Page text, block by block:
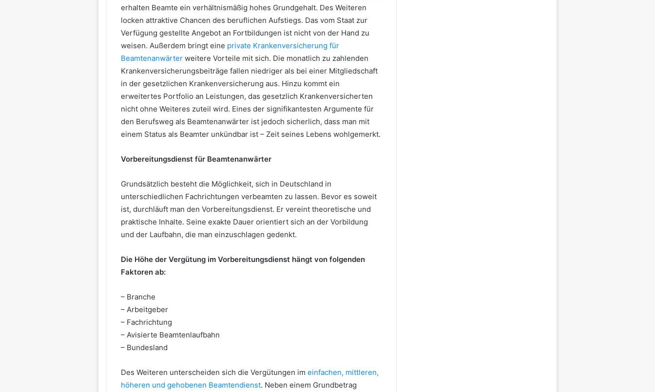
erhalten Beamte ein verhältnismäßig hohes Grundgehalt. Des Weiteren
locken attraktive Chancen des beruflichen Aufstiegs. Das vom Staat zur
Verfügung gestellte Angebot an Fortbildungen ist nicht von der Hand zu
weisen. Außerdem bringt eine private Krankenversicherung für
Beamtenanwärterweitere Vorteile mit sich. Die monatlich zu zahlenden
Krankenversicherungsbeiträge fallen niedriger als bei einer Mitgliedschaft
in der gesetzlichen Krankenversicherung aus. Hinzu kommt ein
erweitertes Portfolio an Leistungen, das gesetzlich Krankenversicherten
nicht ohne Weiteres zuteil wird. Eines der signifikantesten Argumente für
den Berufsweg als Beamtenanwärter ist jedoch sicherlich, dass man mit
einem Status als Beamter unkündbar ist – Zeit seines Lebens wohlgemerkt.
Vorbereitungsdienst für Beamtenanwärter
Grundsätzlich besteht die Möglichkeit, sich in Deutschland in
unterschiedlichen Fachrichtungen verbeamten zu lassen. Bevor es soweit
ist, durchläuft man den Vorbereitungsdienst. Er vereint theoretische und
praktische Inhalte. Seine exakte Dauer orientiert sich an der Vorbildung
und der Laufbahn, die man einzuschlagen gedenkt.
Die Höhe der Vergütung im Vorbereitungsdienst hängt von folgenden
Faktoren ab:
– Branche
– Arbeitgeber
– Fachrichtung
– Avisierte Beamtenlaufbahn
– Bundesland
Des Weiteren unterscheiden sich die Vergütungen im einfachen, mittleren,
höheren und gehobenen Beamtendienst. Neben einem Grundbetrag